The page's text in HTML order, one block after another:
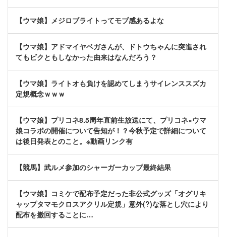
【ウマ娘】メジロブライトってモブ感あるよな
【ウマ娘】アドマイヤベガさんが、ドトウちゃんに突進され
てもビクともしなかった由来はなんだろう？
【ウマ娘】ライトオも負けを認めてしまうサイレンススズカ
定規概念ｗｗｗ
【ウマ娘】プリコネ8.5周年直前生放送にて、プリコネ×ウマ
娘コラボの開催について告知が！？今秋予定で詳細について
は後日発表とのこと。※動画リンク有
【競馬】武ルメ参加のシャーガーカップ最終結果
【ウマ娘】コミケで配布予定だった非公式グッズ「オグリキ
ャップタマモクロスアクリル定規」意外(?)な落とし穴により
配布を撤回することに…